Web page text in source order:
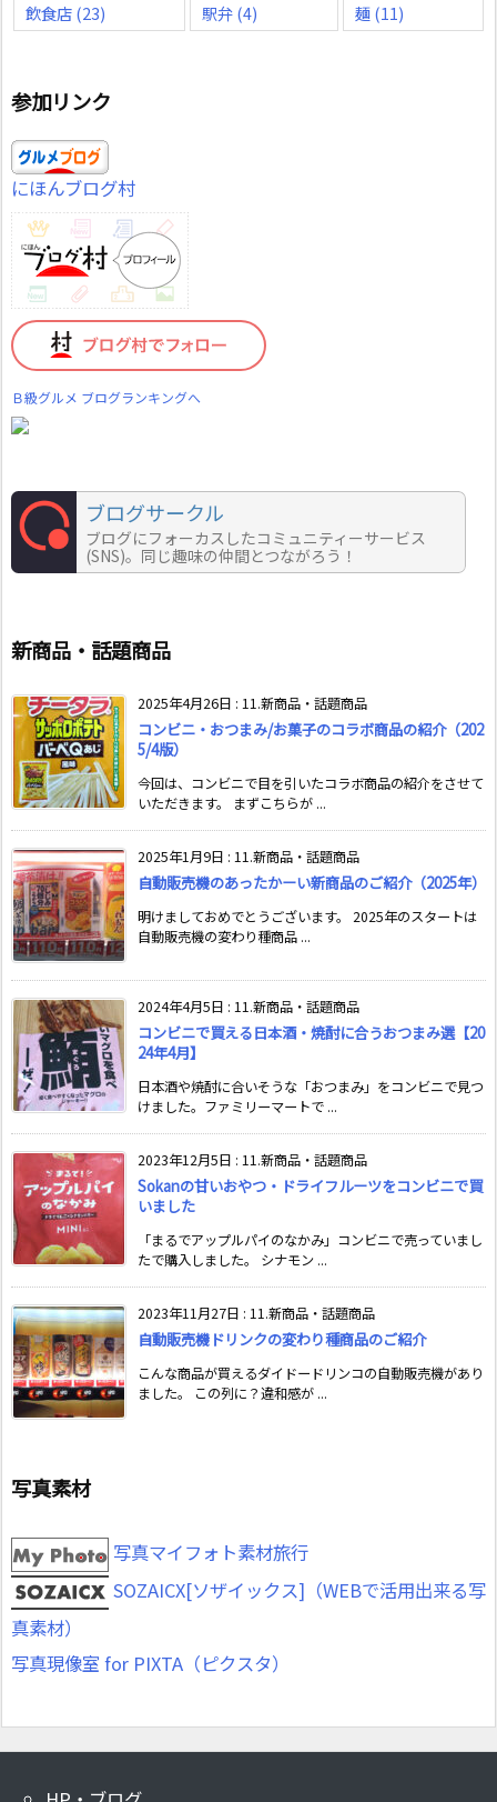
飲食店(23) 駅弁(4) 麺(11)
参加リンク
にほんブログ村
Ｂ級グルメ ブログランキングへ
ブログサークル
ブログにフォーカスしたコミュニティーサービス
(SNS)。同じ趣味の仲間とつながろう！
新商品・話題商品
2025年4月26日 : 11.新商品・話題商品
コンビニ・おつまみ/お菓子のコラボ商品の紹介（202
5/4版）
今回は、コンビニで目を引いたコラボ商品の紹介をさせて
いただきます。 まずこちらが ...
2025年1月9日 : 11.新商品・話題商品
自動販売機のあったかーい新商品のご紹介（2025年）
明けましておめでとうございます。 2025年のスタートは
自動販売機の変わり種商品 ...
2024年4月5日 : 11.新商品・話題商品
コンビニで買える日本酒・焼酎に合うおつまみ選【20
24年4月】
日本酒や焼酎に合いそうな「おつまみ」をコンビニで見つ
けました。ファミリーマートで ...
2023年12月5日 : 11.新商品・話題商品
Sokanの甘いおやつ・ドライフルーツをコンビニで買
いました
「まるでアップルパイのなかみ」コンビニで売っていまし
たで購入しました。 シナモン ...
2023年11月27日 : 11.新商品・話題商品
自動販売機ドリンクの変わり種商品のご紹介
こんな商品が買えるダイドードリンコの自動販売機があり
ました。 この列に？違和感が ...
写真素材
写真マイフォト素材旅行
SOZAICX[ソザイックス]（WEBで活用出来る写
真素材）
写真現像室 for PIXTA（ピクスタ）